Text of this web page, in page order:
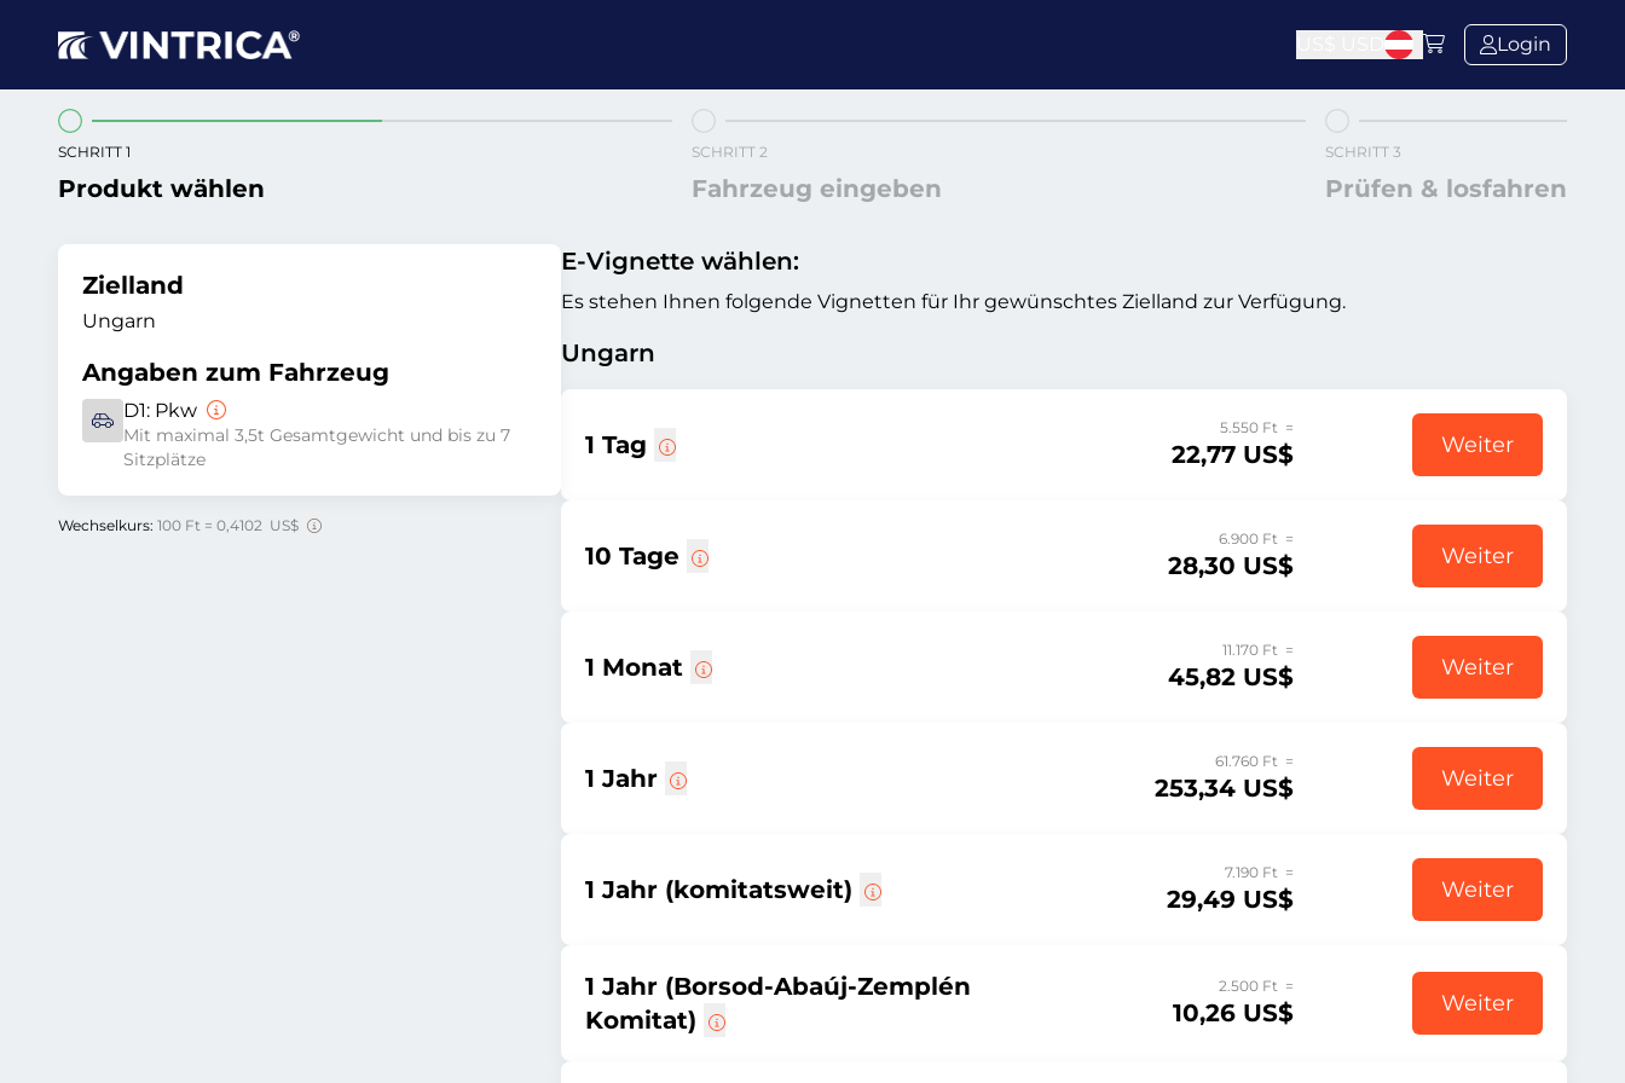
Login
SCHRITT 1
Produkt wählen
SCHRITT 2
Fahrzeug eingeben
SCHRITT 3
Prüfen & losfahren
Zielland
Ungarn
Angaben zum Fahrzeug
D1: Pkw
Mit maximal 3,5t Gesamtgewicht und bis zu 7
Sitzplätze
Wechselkurs: 100 Ft = 0,4102 US$
E-Vignette wählen:
Es stehen Ihnen folgende Vignetten für Ihr gewünschtes Zielland zur Verfügung.
Ungarn
1 Tag
5.550 Ft =
22,77 US$ Weiter
10 Tage
6.900 Ft =
28,30 US$ Weiter
1 Monat
11.170 Ft =
45,82 US$ Weiter
1 Jahr
61.760 Ft =
253,34 US$ Weiter
1 Jahr (komitatsweit)
7.190 Ft =
29,49 US$ Weiter
1 Jahr (Borsod-Abaúj-Zemplén
Komitat)
2.500 Ft =
10,26 US$ Weiter